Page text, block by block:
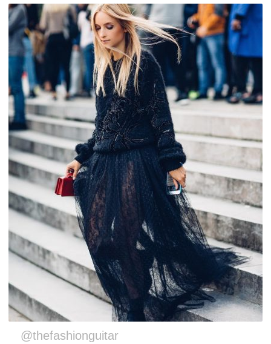
@thefashionguitar